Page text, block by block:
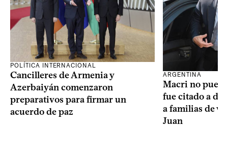
POLÍTICA INTERNACIONAL
Cancilleres de Armenia y
Azerbaiyán comenzaron
preparativos para firmar un
acuerdo de paz
ARGENTINA
Macri no
fue citado a
a familias de
Juan